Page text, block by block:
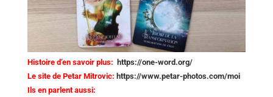
Histoire d’en savoir plus: https://one-word.org/
Le site de Petar Mitrovic: https://www.petar-photos.com/moi
Ils en parlent aussi: